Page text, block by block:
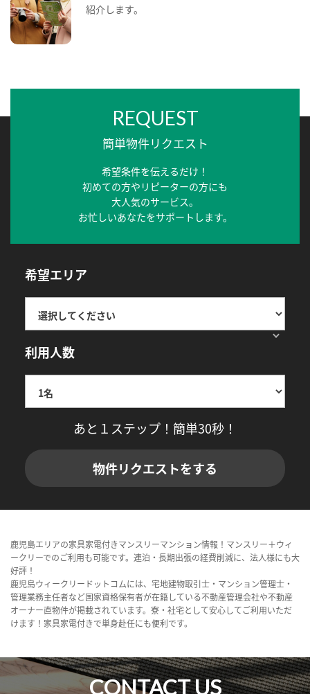
紹介します。
REQUEST
簡単物件リクエスト
希望条件を伝えるだけ！
初めての方やリピーターの方にも
大人気のサービス。
お忙しいあなたをサポートします。
希望エリア
利用人数
あと１ステップ！簡単30秒！
物件リクエストをする
鹿児島エリアの家具家電付きマンスリーマンション情報！マンスリー＋ウィ
ークリーでのご利用も可能です。連泊・長期出張の経費削減に、法人様にも大
好評！
鹿児島ウィークリードットコムには、宅地建物取引士・マンション管理士・
管理業務主任者など国家資格保有者が在籍している不動産管理会社や不動産
オーナー直物件が掲載されています。寮・社宅として安心してご利用いただ
けます！家具家電付きで単身赴任にも便利です。
CONTACT US